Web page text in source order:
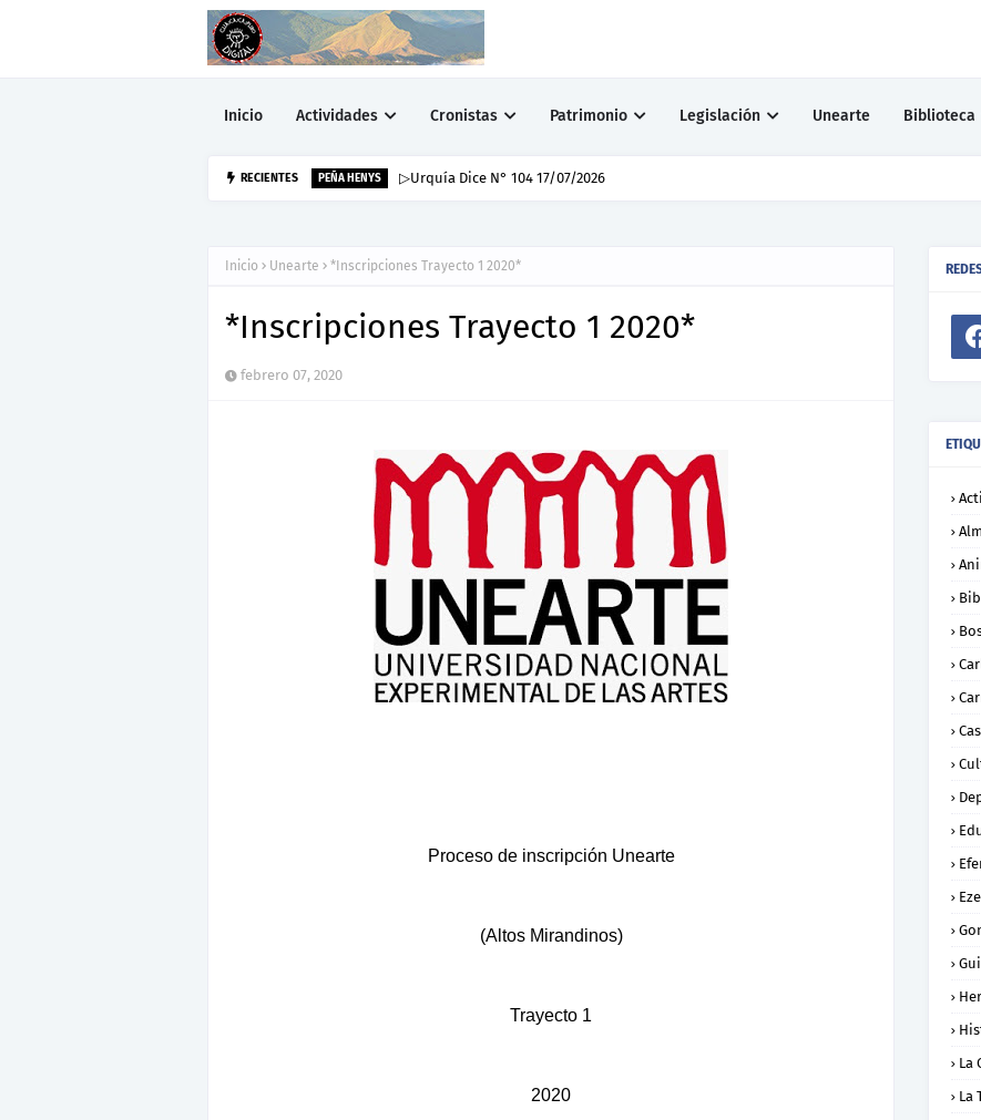
Inicio Actividades Cronistas Patrimonio Legislación Unearte Biblioteca
RECIENTES
Inicio Unearte *Inscripciones Trayecto 1 2020*
*Inscripciones Trayecto 1 2020*
febrero 07, 2020
Proceso de inscripción Unearte
(Altos Mirandinos)
Trayecto 1
2020
La
La